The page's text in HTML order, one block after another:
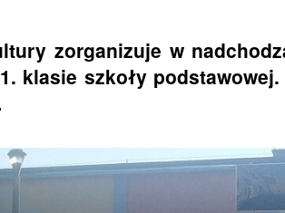
zorganizuje w
klasie szkoły